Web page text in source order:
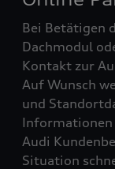
Bei Betätigen
Dachmodul
Kontakt zur
Auf Wunsch
und
Informationen
Audi
Situation